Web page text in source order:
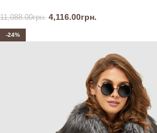
11,088.00грн. 4,116.00грн.
-24%